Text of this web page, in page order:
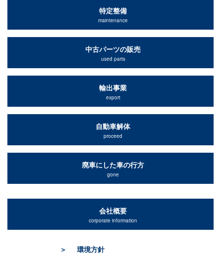
特定整備
maintenance
中古パーツの販売
used parts
輸出事業
export
自動車解体
proceed
廃車にした車の行方
gone
会社概要
corporate information
環境方針